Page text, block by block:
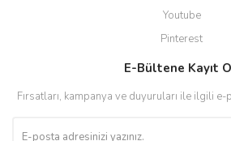
Youtube
Pinterest
E-Bültene Kayıt
Fırsatları, kampanya ve duyuruları ile ilgili